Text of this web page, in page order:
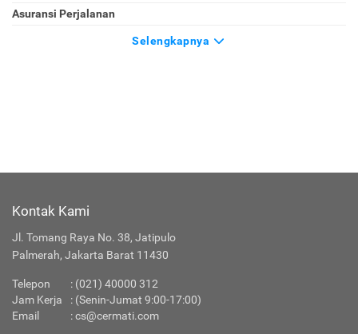
Asuransi Perjalanan
Selengkapnya
Kontak Kami
Jl. Tomang Raya No. 38, Jatipulo
Palmerah, Jakarta Barat 11430
Telepon : (021) 40000 312
Jam Kerja
: (Senin-Jumat 9:00-17:00)
Email
:cs@cermati.com